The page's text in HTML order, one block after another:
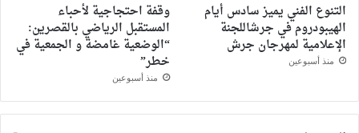
التنوع الفني يميز سادس أيام
الهيبودروم في جرشاللجنة
الإعلامية لمهرجان جرش
منذ أسبوعين
وقفة احتجاجية لأحباء
المستقبل الرياضي بالقصرين:
“الوضعية غامضة و الجمعية في
خطر”
منذ أسبوعين